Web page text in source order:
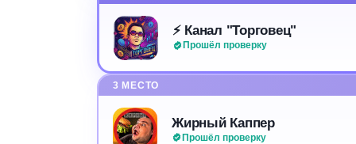
⚡️ Канал "Торговец"
Прошёл проверку
3 МЕСТО
Жирный Каппер
Прошёл проверку